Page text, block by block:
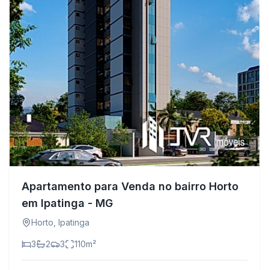
Apartamento para Venda no bairro Horto
em Ipatinga - MG
Horto Ipatinga
3 2 3 110m²